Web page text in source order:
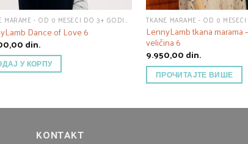
TKANE MARAME - OD 0 MESECI DO 3+ GODINE
Dance of Love 6
din.
У КОРПУ
LennyLamb tkana marama
veličina 6
9.950,00din.
ПРОЧИТАЈТЕ ВИШЕ
KONTAKT